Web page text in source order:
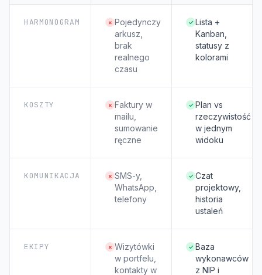
HARMONOGRAM × Pojedynczy
arkusz,
brak
realnego
czasu
✓ Lista +
Kanban,
statusy z
kolorami
KOSZTY × Faktury w
mailu,
sumowanie
ręczne
✓ Plan vs
rzeczywistość
w jednym
widoku
KOMUNIKACJA × SMS-y,
WhatsApp,
telefony
✓ Czat
projektowy,
historia
ustaleń
EKIPY × Wizytówki
w portfelu,
kontakty w
✓ Baza
wykonawców
z NIP i